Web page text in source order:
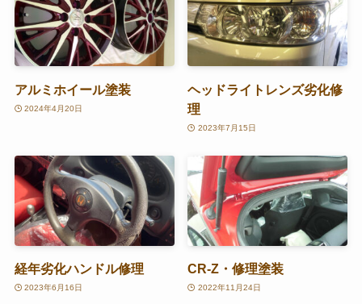
アルミホイール塗装
2024年4月20日
ヘッドライトレンズ劣化修
理
2023年7月15日
経年劣化ハンドル修理
2023年6月16日
CR-Z・修理塗装
2022年11月24日